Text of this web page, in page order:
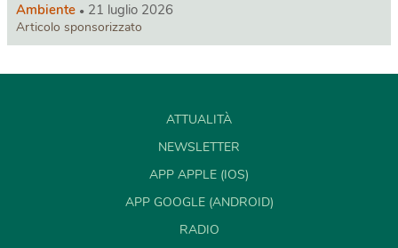
Ambiente 21 luglio 2026
Articolo sponsorizzato
ATTUALITÀ
NEWSLETTER
APP APPLE (IOS)
APP GOOGLE (ANDROID)
RADIO